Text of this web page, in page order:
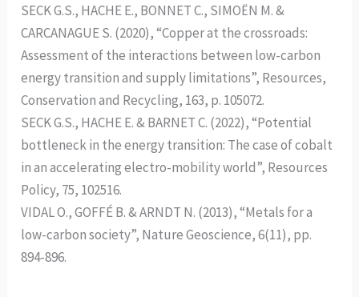
SECK G.S., HACHE E., BONNET C., SIMOËN M. &
CARCANAGUE S. (2020), “Copper at the crossroads:
Assessment of the interactions between low-carbon
energy transition and supply limitations”, Resources,
Conservation and Recycling, 163, p. 105072.
SECK G.S., HACHE E. & BARNET C. (2022), “Potential
bottleneck in the energy transition: The case of cobalt
in an accelerating electro-mobility world”, Resources
Policy, 75, 102516.
VIDAL O., GOFFÉ B. & ARNDT N. (2013), “Metals for a
low-carbon society”, Nature Geoscience, 6(11), pp.
894-896.